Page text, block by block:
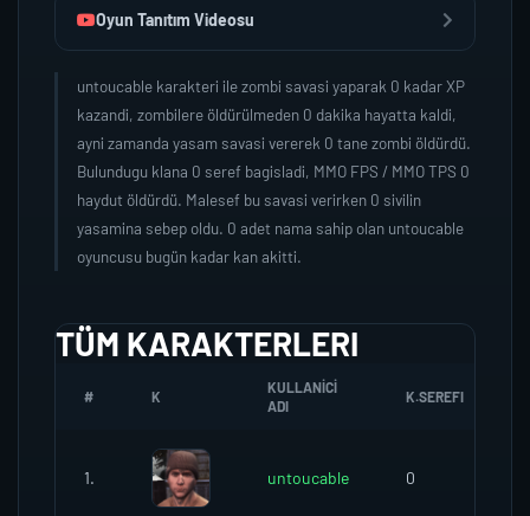
Oyun Tanıtım Videosu
untoucable karakteri ile zombi savasi yaparak 0 kadar XP
kazandi, zombilere öldürülmeden 0 dakika hayatta kaldi,
ayni zamanda yasam savasi vererek 0 tane zombi öldürdü.
Bulundugu klana 0 seref bagisladi, MMO FPS / MMO TPS 0
haydut öldürdü. Malesef bu savasi verirken 0 sivilin
yasamina sebep oldu. 0 adet nama sahip olan untoucable
oyuncusu bugün kadar kan akitti.
TÜM KARAKTERLERI
# K
KULLANICI
ADI
K.SEREFI
1. untoucable 0